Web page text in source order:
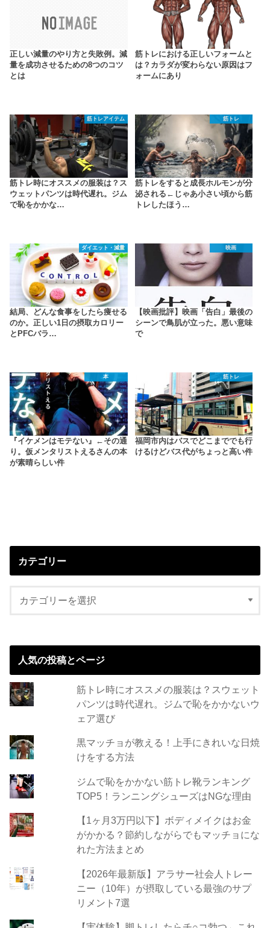
正しい減量のやり方と失敗例。減
量を成功させるための8つのコツ
とは
筋トレにおける正しいフォームと
は？カラダが変わらない原因はフ
ォームにあり
筋トレアイテム
筋トレ時にオススメの服装は？ス
ウェットパンツは時代遅れ。ジム
で恥をかかな…
筋トレ
筋トレをすると成長ホルモンが分
泌される←じゃあ小さい頃から筋
トレしたほう…
ダイエット・減量
結局、どんな食事をしたら痩せる
のか。正しい1日の摂取カロリー
とPFCバラ…
映画
【映画批評】映画「告白」最後の
シーンで鳥肌が立った。悪い意味
で
本
『イケメンはモテない』←その通
り。仮メンタリストえるさんの本
が素晴らしい件
筋トレ
福岡市内はバスでどこまででも行
けるけどバス代がちょっと高い件
カテゴリー
人気の投稿とページ
筋トレ時にオススメの服装は？スウェット
パンツは時代遅れ。ジムで恥をかかないウ
ェア選び
黒マッチョが教える！上手にきれいな日焼
けをする方法
ジムで恥をかかない筋トレ靴ランキング
TOP5！ランニングシューズはNGな理由
【1ヶ月3万円以下】ボディメイクはお金
がかかる？節約しながらでもマッチョにな
れた方法まとめ
【2026年最新版】アラサー社会人トレー
ニー（10年）が摂取している最強のサプ
リメント7選